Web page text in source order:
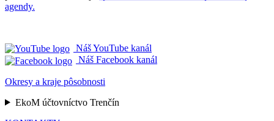
agendy.
Náš YouTube kanál
Náš Facebook kanál
Okresy a kraje pôsobnosti
EkoM účtovníctvo Trenčín